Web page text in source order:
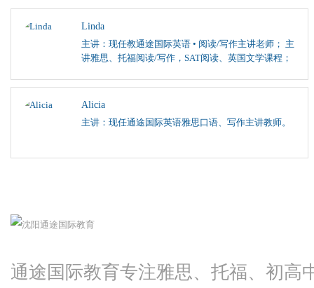
Linda
主讲：现任教通途国际英语 • 阅读/写作主讲老师； 主
讲雅思、托福阅读/写作，SAT阅读、英国文学课程；
Alicia
主讲：现任通途国际英语雅思口语、写作主讲教师。
通途国际教育专注雅思、托福、初高